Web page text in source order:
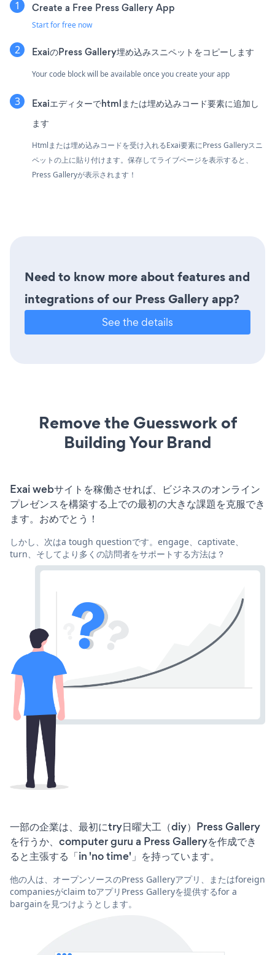
Create a Free Press Gallery App
Start for free now
ExaiのPress Gallery埋め込みスニペットをコピーします
Your code block will be available once you create your app
Exaiエディターでhtmlまたは埋め込みコード要素に追加し
ます
Htmlまたは埋め込みコードを受け入れるExai要素にPress Galleryスニ
ペットの上に貼り付けます。保存してライブページを表示すると、
Press Galleryが表示されます！
Need to know more about features and
integrations of our Press Gallery app?
See the details
Remove the Guesswork of
Building Your Brand
Exai webサイトを稼働させれば、ビジネスのオンライン
プレゼンスを構築する上での最初の大きな課題を克服でき
ます。おめでとう！
しかし、次はa tough questionです。engage、captivate、
turn、そしてより多くの訪問者をサポートする方法は？
一部の企業は、最初にtry日曜大工（diy）Press Gallery
を行うか、computer guru a Press Galleryを作成でき
ると主張する「in 'no time'」を持っています。
他の人は、オープンソースのPress Galleryアプリ、またはforeign
companiesがclaim toアプリPress Galleryを提供するfor a
bargainを見つけようとします。